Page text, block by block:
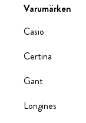
Varumärken
Casio
Certina
Gant
Longines